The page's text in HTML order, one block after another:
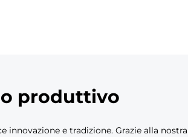
produttivo
e tradizione. Grazie alla